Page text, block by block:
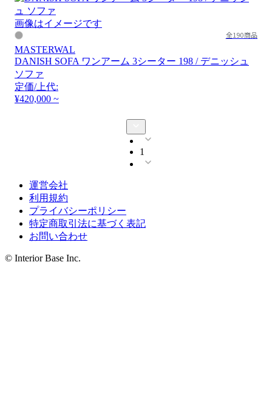
画像はイメージです
全190商品
MASTERWAL
DANISH SOFA ワンアーム 3シーター 198 / デニッシュ
ソファ
定価/上代:
¥420,000 ~
1
運営会社
利用規約
プライバシーポリシー
特定商取引法に基づく表記
お問い合わせ
© Interior Base Inc.